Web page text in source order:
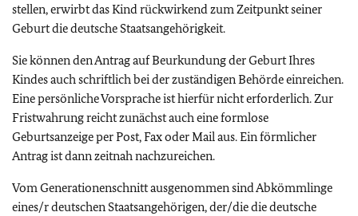
stellen, erwirbt das Kind rückwirkend zum Zeitpunkt seiner
Geburt die deutsche Staatsangehörigkeit.
Sie können den Antrag auf Beurkundung der Geburt Ihres
Kindes auch schriftlich bei der zuständigen Behörde einreichen.
Eine persönliche Vorsprache ist hierfür nicht erforderlich. Zur
Fristwahrung reicht zunächst auch eine formlose
Geburtsanzeige per Post, Fax oder Mail aus. Ein förmlicher
Antrag ist dann zeitnah nachzureichen.
Vom Generationenschnitt ausgenommen sind Abkömmlinge
eines/r deutschen Staatsangehörigen, der/die die deutsche